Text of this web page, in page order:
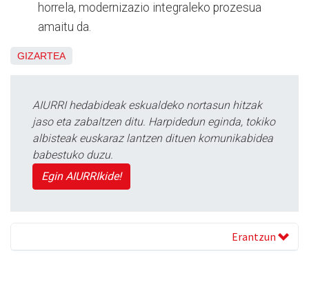
horrela, modernizazio integraleko prozesua
amaitu da.
GIZARTEA
AIURRI hedabideak eskualdeko nortasun hitzak
jaso eta zabaltzen ditu. Harpidedun eginda, tokiko
albisteak euskaraz lantzen dituen komunikabidea
babestuko duzu.
Egin AIURRIkide!
Erantzun